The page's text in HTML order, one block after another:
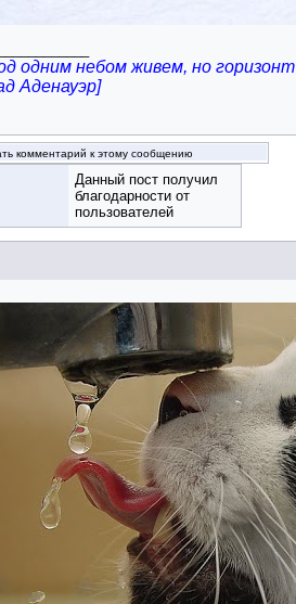
одним небом живем, но горизонт
Аденауэр]
комментарий к этому сообщению
Данный пост получил
благодарности от
пользователей